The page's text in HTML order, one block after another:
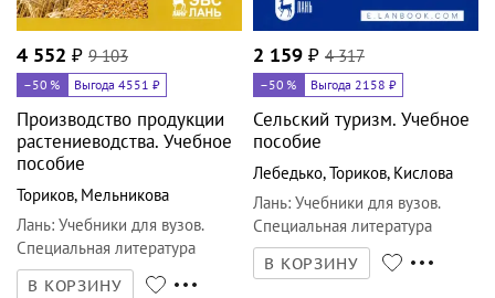
4 552 ₽ 9 103
–50 % Выгода 4551 ₽
Производство продукции
растениеводства. Учебное
пособие
Ториков, Мельникова
Лань: Учебники для вузов.
Специальная литература
В КОРЗИНУ
2 159 ₽ 4 317
–50 % Выгода 2158 ₽
Сельский туризм. Учебное
пособие
Лебедько,Ториков, Кислова
Лань: Учебники для вузов.
Специальная литература
В КОРЗИНУ